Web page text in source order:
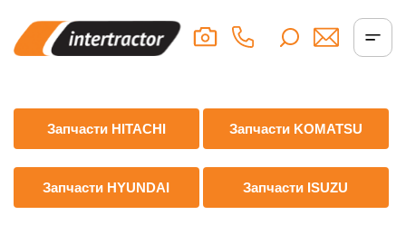
Запчасти HITACHI Запчасти KOMATSU
Запчасти HYUNDAI Запчасти ISUZU